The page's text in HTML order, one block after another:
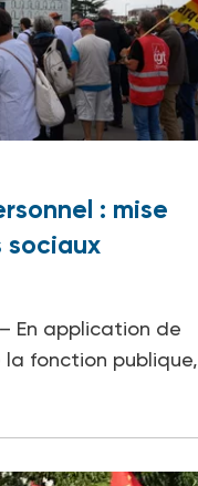
: mise
sociaux
En application de
fonction publique,